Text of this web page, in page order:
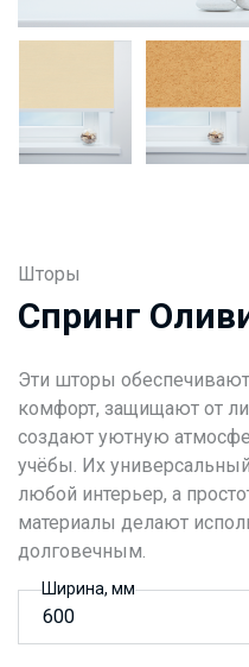
Шторы
Спринг
Эти шторы
комфорт, защищают от
создают уютную
учёбы. Их
любой интерьер, а
материалы делают
долговечным.
Ширина, мм